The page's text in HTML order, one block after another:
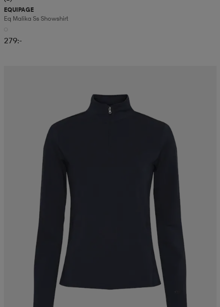
EQUIPAGE
Eq Malika Ss Showshirt
279:-